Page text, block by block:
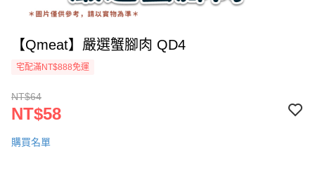
【Qmeat】嚴選蟹腳肉 QD4
宅配滿NT$888免運
NT$64
NT$58
購買名單